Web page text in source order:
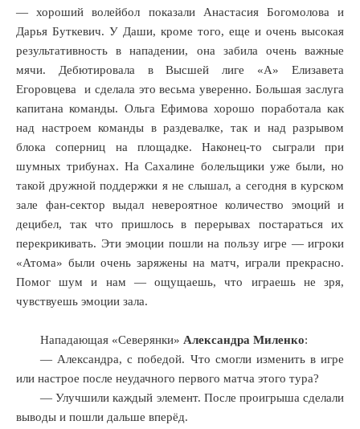
— хороший волейбол показали Анастасия Богомолова и
Дарья Буткевич. У Даши, кроме того, еще и очень высокая
результативность в нападении, она забила очень важные
мячи. Дебютировала в Высшей лиге «А» Елизавета
Егоровцева и сделала это весьма уверенно. Большая заслуга
капитана команды. Ольга Ефимова хорошо поработала как
над настроем команды в раздевалке, так и над разрывом
блока соперниц на площадке. Наконец-то сыграли при
шумных трибунах. На Сахалине болельщики уже были, но
такой дружной поддержки я не слышал, а сегодня в курском
зале фан-сектор выдал невероятное количество эмоций и
децибел, так что пришлось в перерывах постараться их
перекрикивать. Эти эмоции пошли на пользу игре — игроки
«Атома» были очень заряжены на матч, играли прекрасно.
Помог шум и нам — ощущаешь, что играешь не зря,
чувствуешь эмоции зала.
Нападающая «Северянки» Александра Миленко:
— Александра, с победой. Что смогли изменить в игре
или настрое после неудачного первого матча этого тура?
— Улучшили каждый элемент. После проигрыша сделали
выводы и пошли дальше вперёд.